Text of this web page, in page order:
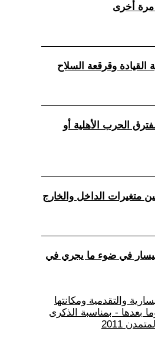
الحرب الأهلية أو
في ضوء ما يجري في
والتقدمية ومكانتها
بعدها - بمناسبة الذكرى
2011